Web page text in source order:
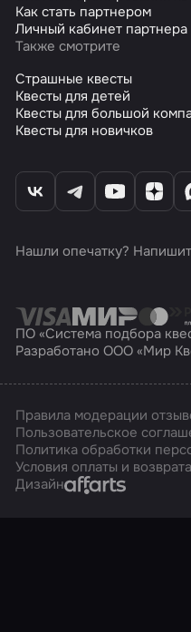
Как стать партнером
Личный кабинет партнера
Также смотрите
Страшные квесты
Квесты для детей
Квесты для большой
Квесты для новичков
Нашли опечатку?
ПО «Система подбора
Разработано ООО «Мир
Правила модерации
Пользовательское
Политика обработки
Условия оплаты и возврата
ДизайнAffarts